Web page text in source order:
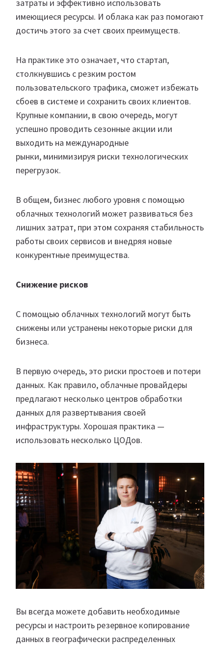
затраты и эффективно использовать
имеющиеся ресурсы. И облака как раз помогают
достичь этого за счет своих преимуществ.
На практике это означает, что стартап,
столкнувшись с резким ростом
пользовательского трафика, сможет избежать
сбоев в системе и сохранить своих клиентов.
Крупные компании, в свою очередь, могут
успешно проводить сезонные акции или
выходить на международные
рынки, минимизируя риски технологических
перегрузок.
В общем, бизнес любого уровня с помощью
облачных технологий может развиваться без
лишних затрат, при этом сохраняя стабильность
работы своих сервисов и внедряя новые
конкурентные преимущества.
Снижение рисков
С помощью облачных технологий могут быть
снижены или устранены некоторые риски для
бизнеса.
В первую очередь, это риски простоев и потери
данных. Как правило, облачные провайдеры
предлагают несколько центров обработки
данных для развертывания своей
инфраструктуры. Хорошая практика —
использовать несколько ЦОДов.
Вы всегда можете добавить необходимые
ресурсы и настроить резервное копирование
данных в географически распределенных